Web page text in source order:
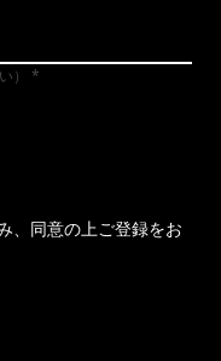
）
、同意の上ご登録をお